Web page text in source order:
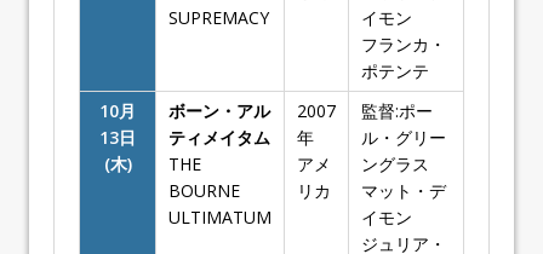
SUPREMACY
イモン
フランカ・
ポテンテ
10月
13日
(木)
ボーン・アル
ティメイタム
THE
BOURNE
ULTIMATUM
2007
年
アメ
リカ
監督:ポー
ル・グリー
ングラス
マット・デ
イモン
ジュリア・